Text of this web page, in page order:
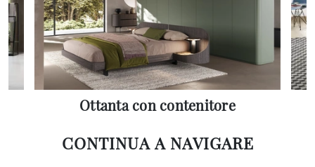
Ottanta con contenitore
CONTINUA A NAVIGARE